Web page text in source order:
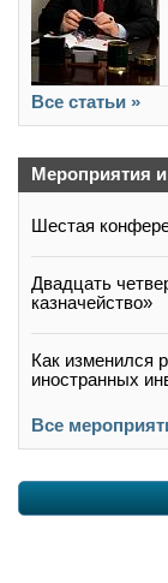
Все статьи »
Мероприятия
Шестая
Двадцать
казначейство»
Как изменился
иностранных
Все